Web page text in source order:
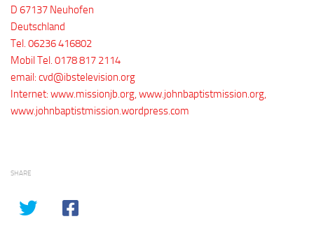
D 67137 Neuhofen
Deutschland
Tel. 06236 416802
Mobil Tel. 0178 817 2114
email: cvd@ibstelevision.org
Internet: www.missionjb.org, www.johnbaptistmission.org,
www.johnbaptistmission.wordpress.com
SHARE